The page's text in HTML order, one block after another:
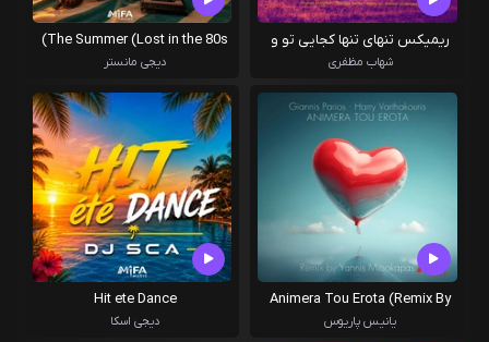
ریمیکس تنهای تنها کجایی تو و
آلزایمر
شهاب مظفری
The Summer (Lost in the 80s)
دیجی مانستر
Animera Tou Erota (Remix By
Yannis Mitsokapas )
یانیس پاریوس
Hit ete Dance
دیجی اسکا